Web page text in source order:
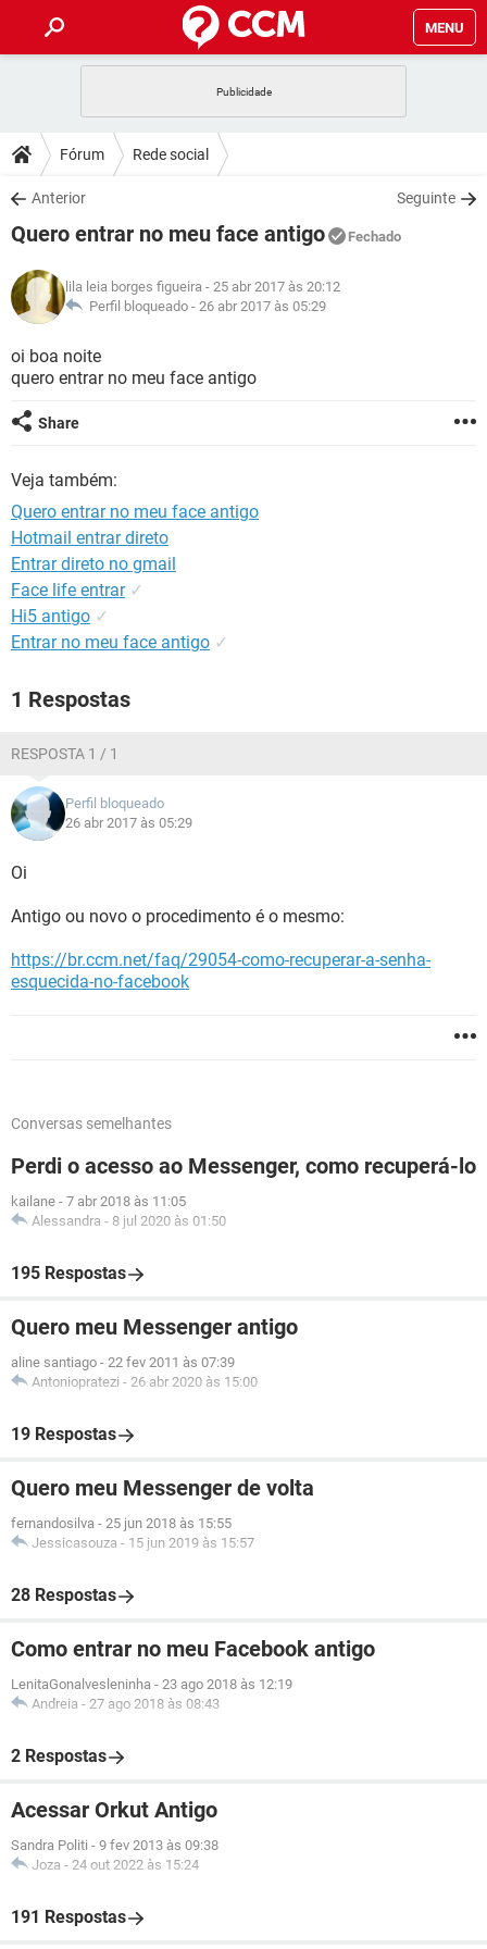
MENU
CELULAR
OUTLOOK
INSTAGRAM GMAIL
GUIA DE COMPRAS
DICAS
JOGOS
INSTAGRAM GMAIL
GUIA DE COMPRAS
DOWNLOADS
JOGOS WHATSAPP
CELULAR
OUTLOOK EXCEL
INSTAGRAM
GUIA DE COMPRAS
FÓRUM
JOGOS WHATSAPP
CELULAR
OUTLOOK
GLOSSÁRIO
JOGOS
CELULAR
OUTLOOK
GUIA DE COMPRAS
Fórum Rede social
Anterior Seguinte
Quero entrar no meu face antigo Fechado
lila leia borges figueira - 25 abr 2017 às 20:12
Perfil bloqueado - 26 abr 2017 às 05:29
oi boa noite
quero entrar no meu face antigo
Share
Veja também:
Quero entrar no meu face antigo
Hotmail entrar direto
Entrar direto no gmail
Face life entrar ✓
Hi5 antigo ✓
Entrar no meu face antigo ✓
1 Respostas
RESPOSTA 1 / 1
Perfil bloqueado
26 abr 2017 às 05:29
Oi
Antigo ou novo o procedimento é o mesmo:
https://br.ccm.net/faq/29054-como-recuperar-a-senha-
esquecida-no-facebook
Conversas semelhantes
Perdi o acesso ao Messenger, como recuperá-lo
kailane - 7 abr 2018 às 11:05
Alessandra - 8 jul 2020 às 01:50
195 Respostas
Quero meu Messenger antigo
aline santiago - 22 fev 2011 às 07:39
Antoniopratezi - 26 abr 2020 às 15:00
19 Respostas
Quero meu Messenger de volta
fernandosilva - 25 jun 2018 às 15:55
Jessicasouza - 15 jun 2019 às 15:57
28 Respostas
Como entrar no meu Facebook antigo
LenitaGonalvesleninha - 23 ago 2018 às 12:19
Andreia - 27 ago 2018 às 08:43
2 Respostas
Acessar Orkut Antigo
Sandra Politi - 9 fev 2013 às 09:38
Joza - 24 out 2022 às 15:24
191 Respostas